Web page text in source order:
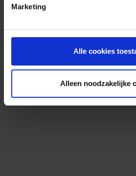
Marketing
Alle cookies
Alleen noodzakelijke